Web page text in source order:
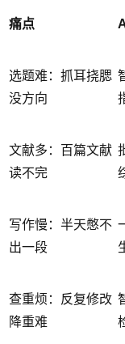
痛点
选题难：抓耳挠腮
没方向
文献多：百篇文献
读不完
写作慢：半天憋不
出一段
查重烦：反复修改
降重难